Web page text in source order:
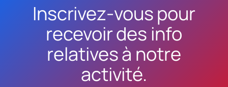
Inscrivez-vous pour
recevoir des info
relatives à notre
activité.